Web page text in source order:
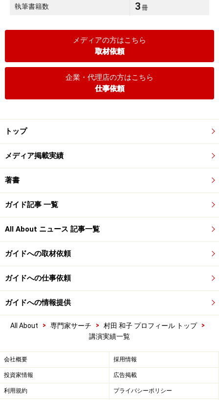
執筆書籍数 3 冊
メディアの方はこちら
取材依頼
企業・代理店の方はこちら
仕事依頼
トップ
メディア掲載実績
著書
ガイド記事 一覧
All About ニュース 記事一覧
ガイドへの取材依頼
ガイドへの仕事依頼
ガイドへの情報提供
All About > 専門家サーチ > 村田 和子 プロフィール トップ
>
講演実績一覧
会社概要 採用情報
投資家情報 広告掲載
利用規約 プライバシーポリシー